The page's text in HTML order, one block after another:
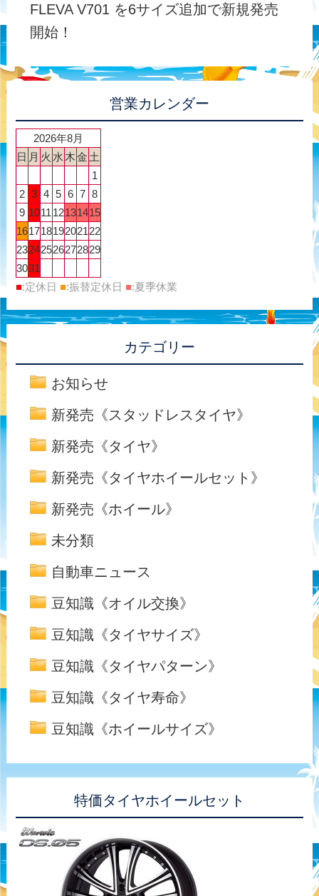
FLEVA V701 を6サイズ追加で新規発売
開始！
営業カレンダー
2026年8月
日 月 火 水 木金 土
1
2 3 4 5 6 7 8
9 1011 12131415
16171819202122
23242526272829
3031
■:定休日 ■:振替定休日 ■:夏季休業
カテゴリー
お知らせ
新発売《スタッドレスタイヤ》
新発売《タイヤ》
新発売《タイヤホイールセット》
新発売《ホイール》
未分類
自動車ニュース
豆知識《オイル交換》
豆知識《タイヤサイズ》
豆知識《タイヤパターン》
豆知識《タイヤ寿命》
豆知識《ホイールサイズ》
特価タイヤホイールセット